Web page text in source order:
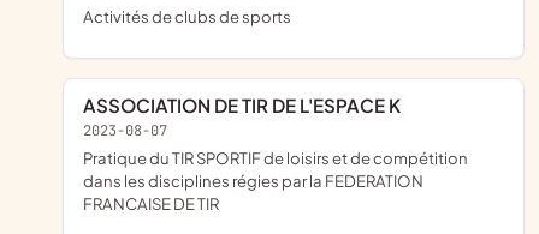
Activités de clubs de sports
ASSOCIATION DE TIR DE L'ESPACE K
2023-08-07
pratique du TIR SPORTIF de loisirs et de compétition
dans les disciplines régies par la FEDERATION
FRANCAISE DE TIR